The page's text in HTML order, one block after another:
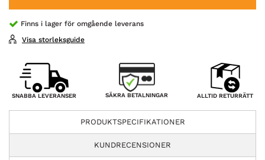
Finns i lager för omgående leverans
Visa storleksguide
SNABBA LEVERANSER SÄKRA BETALNINGAR ALLTID RETURRÄTT
PRODUKTSPECIFIKATIONER
KUNDRECENSIONER